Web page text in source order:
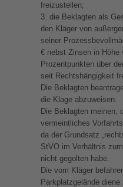
freizustellen;
3. die Beklagten als
den Kläger von
seiner
€ nebst Zinsen in Höhe
Prozentpunkten über
seit Rechtshängigkeit
Die Beklagten
die Klage abzuweisen.
Die Beklagten meinen,
vermeintliches
da der Grundsatz
StVO im Verhältnis
nicht gegolten habe.
Die vom Kläger
Parkplatzgelände